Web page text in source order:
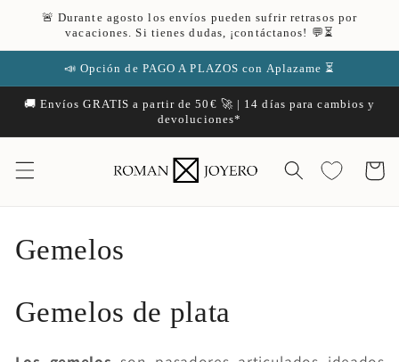
directamente
al contenido
🚨 Durante agosto los envíos pueden sufrir retrasos por
vacaciones. Si tienes dudas, ¡contáctanos! 💬⏳
📣 Opción de PAGO A PLAZOS con Aplazame ⏳
🚚 Envíos GRATIS a partir de 50€ 🚀 | 14 días para cambios y
devoluciones*
Carrito
C
l
Gemelos
Gemelos de plata